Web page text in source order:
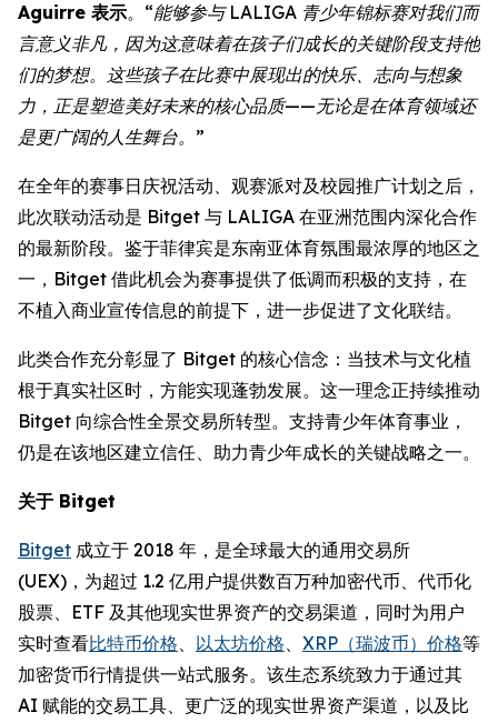
Aguirre 表示。 “能够参与 LALIGA 青少年锦标赛对我们而
言意义非凡，因为这意味着在孩子们成长的关键阶段支持他
们的梦想。这些孩子在比赛中展现出的快乐、志向与想象
力，正是塑造美好未来的核心品质——无论是在体育领域还
是更广阔的人生舞台。”
在全年的赛事日庆祝活动、观赛派对及校园推广计划之后，
此次联动活动是 Bitget 与 LALIGA 在亚洲范围内深化合作
的最新阶段。鉴于菲律宾是东南亚体育氛围最浓厚的地区之
一，Bitget 借此机会为赛事提供了低调而积极的支持，在
不植入商业宣传信息的前提下，进一步促进了文化联结。
此类合作充分彰显了 Bitget 的核心信念：当技术与文化植
根于真实社区时，方能实现蓬勃发展。这一理念正持续推动
Bitget 向综合性全景交易所转型。支持青少年体育事业，
仍是在该地区建立信任、助力青少年成长的关键战略之一。
关于 Bitget
Bitget 成立于 2018 年，是全球最大的通用交易所
(UEX)，为超过 1.2 亿用户提供数百万种加密代币、代币化
股票、ETF 及其他现实世界资产的交易渠道，同时为用户
实时查看比特币价格、 以太坊价格、 XRP（瑞波币）价格等
加密货币行情提供一站式服务。该生态系统致力于通过其
AI 赋能的交易工具、更广泛的现实世界资产渠道，以及比